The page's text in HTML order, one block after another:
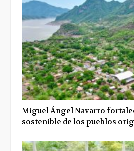
Miguel Ángel Navarro
sostenible de los pueblos